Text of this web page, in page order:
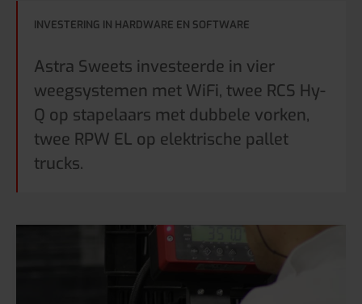
INVESTERING IN HARDWARE EN SOFTWARE
Astra Sweets investeerde in vier
weegsystemen met WiFi, twee RCS Hy-
Q op stapelaars met dubbele vorken,
twee RPW EL op elektrische pallet
trucks.